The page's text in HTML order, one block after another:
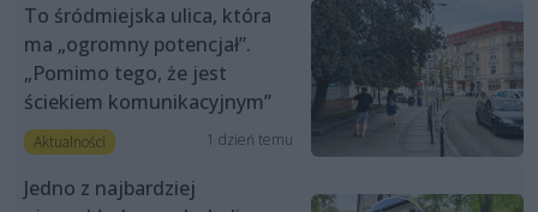
To śródmiejska ulica, która
ma „ogromny potencjał”.
„Pomimo tego, że jest
ściekiem komunikacyjnym”
Aktualności 1 dzień temu
Jedno z najbardziej